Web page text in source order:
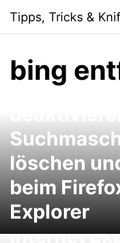
content
Tipps, Tricks &
bing
Bing
löschen
beim
Explorer
Internet